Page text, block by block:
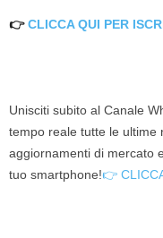
👉CLICCA QUI PER
Unisciti subito al Canale
tempo reale tutte le ultime
aggiornamenti di mercato
tuo smartphone!👉